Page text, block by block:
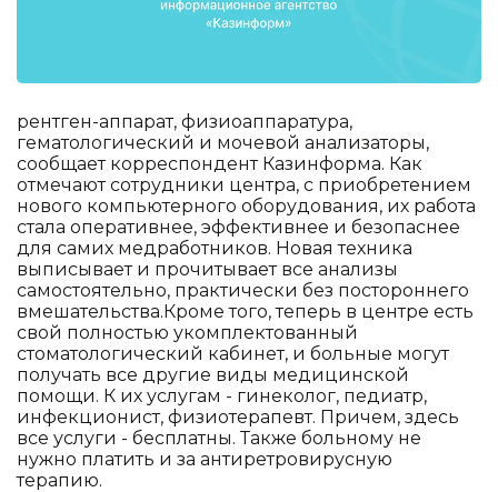
рентген-аппарат, физиоаппаратура,
гематологический и мочевой анализаторы,
сообщает корреспондент Казинформа. Как
отмечают сотрудники центра, с приобретением
нового компьютерного оборудования, их работа
стала оперативнее, эффективнее и безопаснее
для самих медработников. Новая техника
выписывает и прочитывает все анализы
самостоятельно, практически без постороннего
вмешательства.Кроме того, теперь в центре есть
свой полностью укомплектованный
стоматологический кабинет, и больные могут
получать все другие виды медицинской
помощи. К их услугам - гинеколог, педиатр,
инфекционист, физиотерапевт. Причем, здесь
все услуги - бесплатны. Также больному не
нужно платить и за антиретровирусную
терапию.